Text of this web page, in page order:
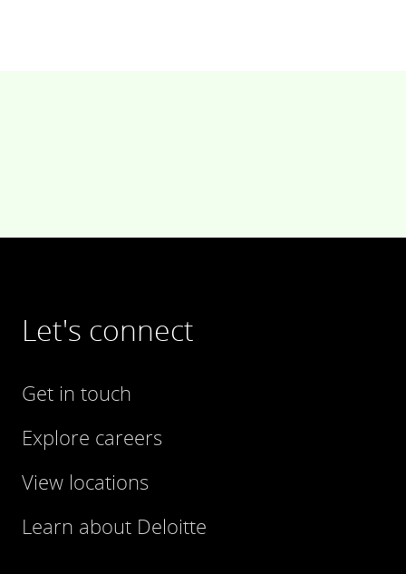
Let's connect
Get in touch
Explore careers
View locations
Learn about Deloitte